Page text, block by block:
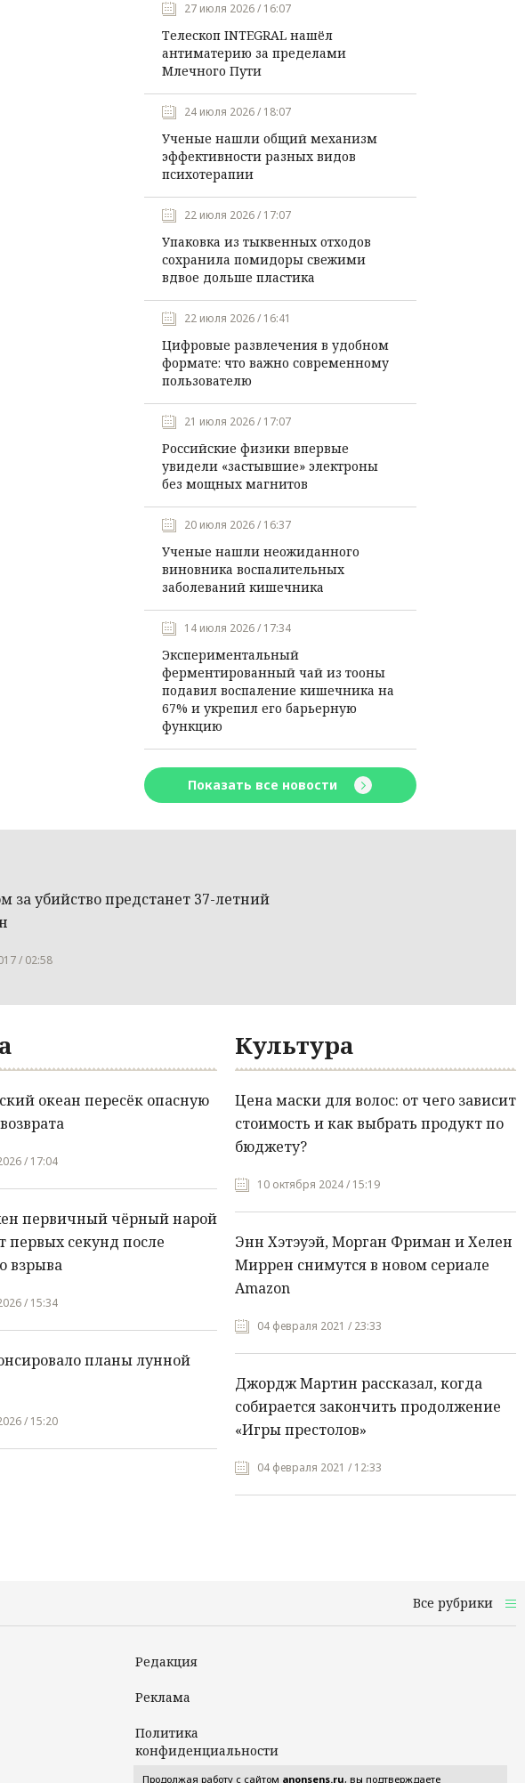
27 июля 2026 / 16:07
Телескоп INTEGRAL нашёл
антиматерию за пределами
Млечного Пути
24 июля 2026 / 18:07
Ученые нашли общий механизм
эффективности разных видов
психотерапии
22 июля 2026 / 17:07
Упаковка из тыквенных отходов
сохранила помидоры свежими
вдвое дольше пластика
22 июля 2026 / 16:41
Цифровые развлечения в удобном
формате: что важно современному
пользователю
21 июля 2026 / 17:07
Российские физики впервые
увидели «застывшие» электроны
без мощных магнитов
20 июля 2026 / 16:37
Ученые нашли неожиданного
виновника воспалительных
заболеваний кишечника
14 июля 2026 / 17:34
Экспериментальный
ферментированный чай из тооны
подавил воспаление кишечника на
67% и укрепил его барьерную
функцию
Показать все новости
за убийство предстанет 37-летний
/ 02:58
океан пересёк опасную
/ 17:04
первичный чёрный нарой
первых секунд после
взрыва
/ 15:34
планы лунной
/ 15:20
Культура
Цена маски для волос: от чего зависит
стоимость и как выбрать продукт по
бюджету?
10 октября 2024 / 15:19
Энн Хэтэуэй, Морган Фриман и Хелен
Миррен снимутся в новом сериале
Amazon
04 февраля 2021 / 23:33
Джордж Мартин рассказал, когда
собирается закончить продолжение
«Игры престолов»
04 февраля 2021 / 12:33
Все рубрики
Редакция
Реклама
Политика
конфиденциальности
Продолжая работу с сайтом anonsens.ru, вы подтверждаете